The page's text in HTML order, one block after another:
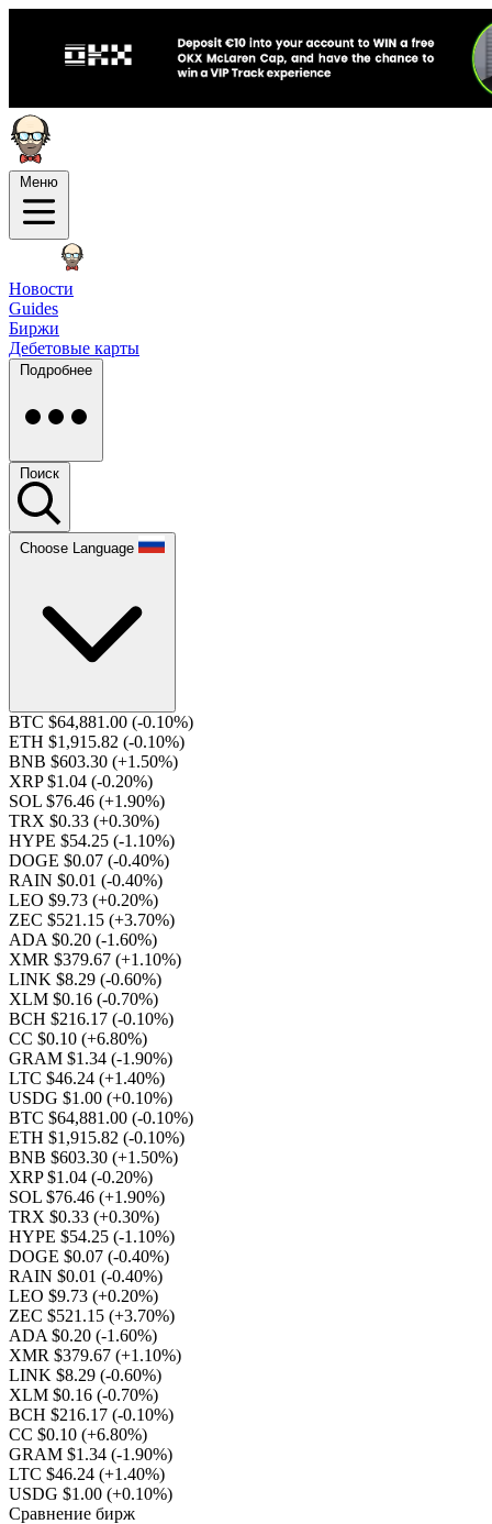
Меню
Новости
Guides
Биржи
Дебетовые карты
Подробнее
Поиск
Choose Language
BTC $64,881.00 (-0.10%)
ETH $1,915.82 (-0.10%)
BNB $603.30 (+1.50%)
XRP $1.04 (-0.20%)
SOL $76.46 (+1.90%)
TRX $0.33 (+0.30%)
HYPE $54.25 (-1.10%)
DOGE $0.07 (-0.40%)
RAIN $0.01 (-0.40%)
LEO $9.73 (+0.20%)
ZEC $521.15 (+3.70%)
ADA $0.20 (-1.60%)
XMR $379.67 (+1.10%)
LINK $8.29 (-0.60%)
XLM $0.16 (-0.70%)
BCH $216.17 (-0.10%)
CC $0.10 (+6.80%)
GRAM $1.34 (-1.90%)
LTC $46.24 (+1.40%)
USDG $1.00 (+0.10%)
BTC $64,881.00 (-0.10%)
ETH $1,915.82 (-0.10%)
BNB $603.30 (+1.50%)
XRP $1.04 (-0.20%)
SOL $76.46 (+1.90%)
TRX $0.33 (+0.30%)
HYPE $54.25 (-1.10%)
DOGE $0.07 (-0.40%)
RAIN $0.01 (-0.40%)
LEO $9.73 (+0.20%)
ZEC $521.15 (+3.70%)
ADA $0.20 (-1.60%)
XMR $379.67 (+1.10%)
LINK $8.29 (-0.60%)
XLM $0.16 (-0.70%)
BCH $216.17 (-0.10%)
CC $0.10 (+6.80%)
GRAM $1.34 (-1.90%)
LTC $46.24 (+1.40%)
USDG $1.00 (+0.10%)
Сравнение бирж